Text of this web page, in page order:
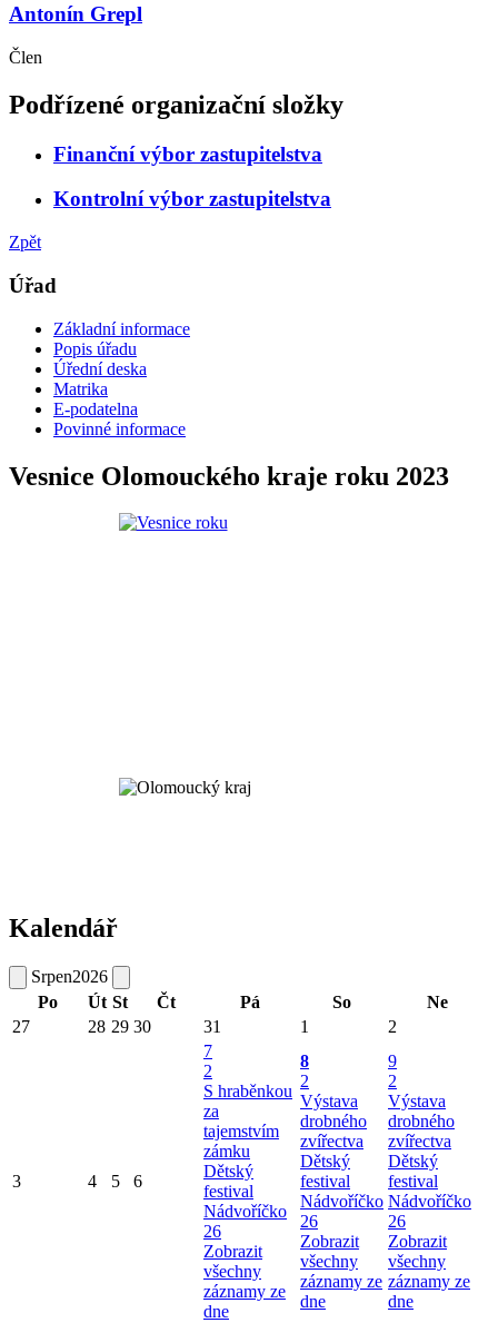
Antonín Grepl
Člen
Podřízené organizační složky
Finanční výbor zastupitelstva
Kontrolní výbor zastupitelstva
Zpět
Úřad
Základní informace
Popis úřadu
Úřední deska
Matrika
E-podatelna
Povinné informace
Vesnice Olomouckého kraje roku 2023
Kalendář
Srpen2026
Po
Út St Čt Pá So
Ne
27
28 29 30 31 1 2
3 4 5 6
7
2
S hraběnkou
za
tajemstvím
zámku
Dětský
festival
Nádvoříčko
26
Zobrazit
všechny
záznamy ze
dne
8
2
Výstava
drobného
zvířectva
Dětský
festival
Nádvoříčko
26
Zobrazit
všechny
záznamy ze
dne
9
2
Výstava
drobného
zvířectva
Dětský
festival
Nádvoříčko
26
Zobrazit
všechny
záznamy ze
dne